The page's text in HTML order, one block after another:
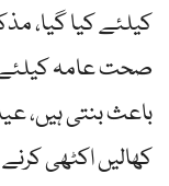
کیلئے کیا گیا،
صحت عامہ کیلئے
باعث بنتی ہیں،
کھالیں اکٹھی